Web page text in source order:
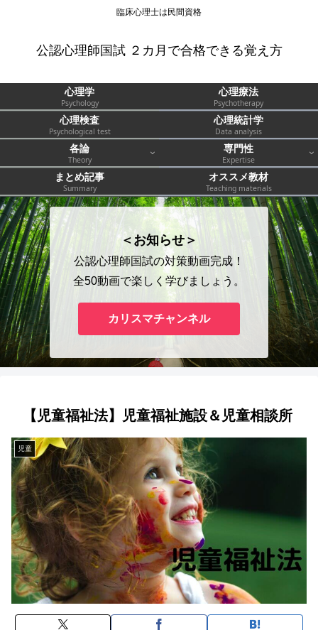
臨床心理士は民間資格
公認心理師国試 ２カ月で合格できる覚え方
心理学
Psychology
心理療法
Psychotherapy
心理検査
Psychological test
心理統計学
Data analysis
各論
Theory
専門性
Expertise
まとめ記事
Summary
オススメ教材
Teaching materials
＜お知らせ＞
公認心理師国試の対策動画完成！
全50動画で楽しく学びましょう。
カリスマチャンネル
【児童福祉法】児童福祉施設＆児童相談所
児童